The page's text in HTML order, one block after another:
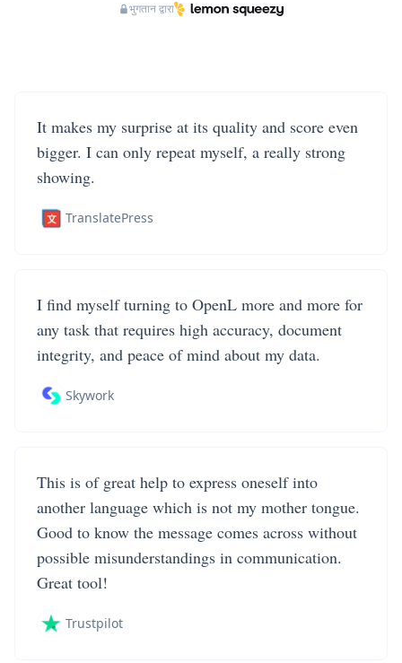
भुगतान द्वारा
It makes my surprise at its quality and score even
bigger. I can only repeat myself, a really strong
showing.
TranslatePress
I find myself turning to OpenL more and more for
any task that requires high accuracy, document
integrity, and peace of mind about my data.
Skywork
This is of great help to express oneself into
another language which is not my mother tongue.
Good to know the message comes across without
possible misunderstandings in communication.
Great tool!
Trustpilot